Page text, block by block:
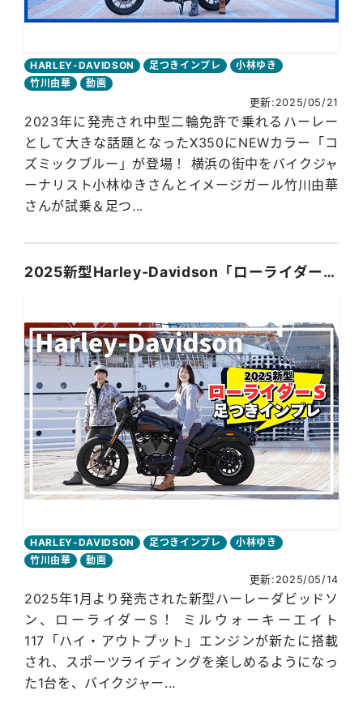
HARLEY-DAVIDSON 足つきインプレ
小林ゆき
竹川由華
動画
更新:2025/05/21
2023年に発売され中型二輪免許で乗れるハーレー
として大きな話題となったX350にNEWカラー「コ
ズミックブルー」が登場！ 横浜の街中をバイクジャ
ーナリスト小林ゆきさんとイメージガール竹川由華
さんが試乗＆足つ...
HARLEY-DAVIDSON 足つきインプレ
小林ゆき
竹川由華
動画
更新:2025/05/14
2025新型Harley-Davidson「ローライダーS」足つきインプレ！
2025年1月より発売された新型ハーレーダビッドソ
ン、ローライダーS！ ミルウォーキーエイト
117「ハイ・アウトプット」エンジンが新たに搭載
され、スポーツライディングを楽しめるようになっ
た1台を、バイクジャー...